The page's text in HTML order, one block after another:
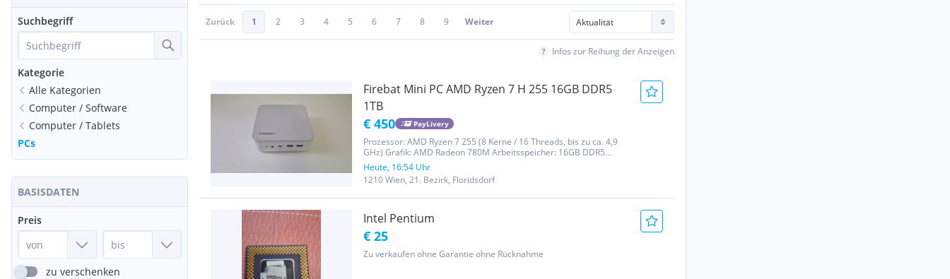
Suchbegriff
Kategorie
Alle Kategorien
Computer / Software
Computer / Tablets
PCs
BASISDATEN
Preis
zu verschenken
Zurück 1 2 3 4 5 6 7 8 9 Weiter
Infos zur Reihung der Anzeigen
Firebat Mini PC AMD Ryzen 7 H 255 16GB DDR5
1TB
€ 450 PayLivery
Prozessor: AMD Ryzen 7 255 (8 Kerne / 16 Threads, bis zu ca. 4,9
GHz) Grafik: AMD Radeon 780M Arbeitsspeicher: 16GB DDR5
(Dual-Channel) Speicher: 1TB M.2 NVMe SSD Anschlüsse: 2x USB-C,
4x USB-A Ports, HDMI & DisplayPort Netzwerk: Wi-Fi 6, Bluetooth
5.2,...
Heute, 16:54 Uhr
1210 Wien, 21. Bezirk, Floridsdorf
Intel Pentium
€ 25
Zu verkaufen ohne Garantie ohne Rücknahme